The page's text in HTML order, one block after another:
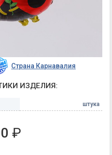
Страна Карнавалия
ИЗДЕЛИЯ:
штука
₽